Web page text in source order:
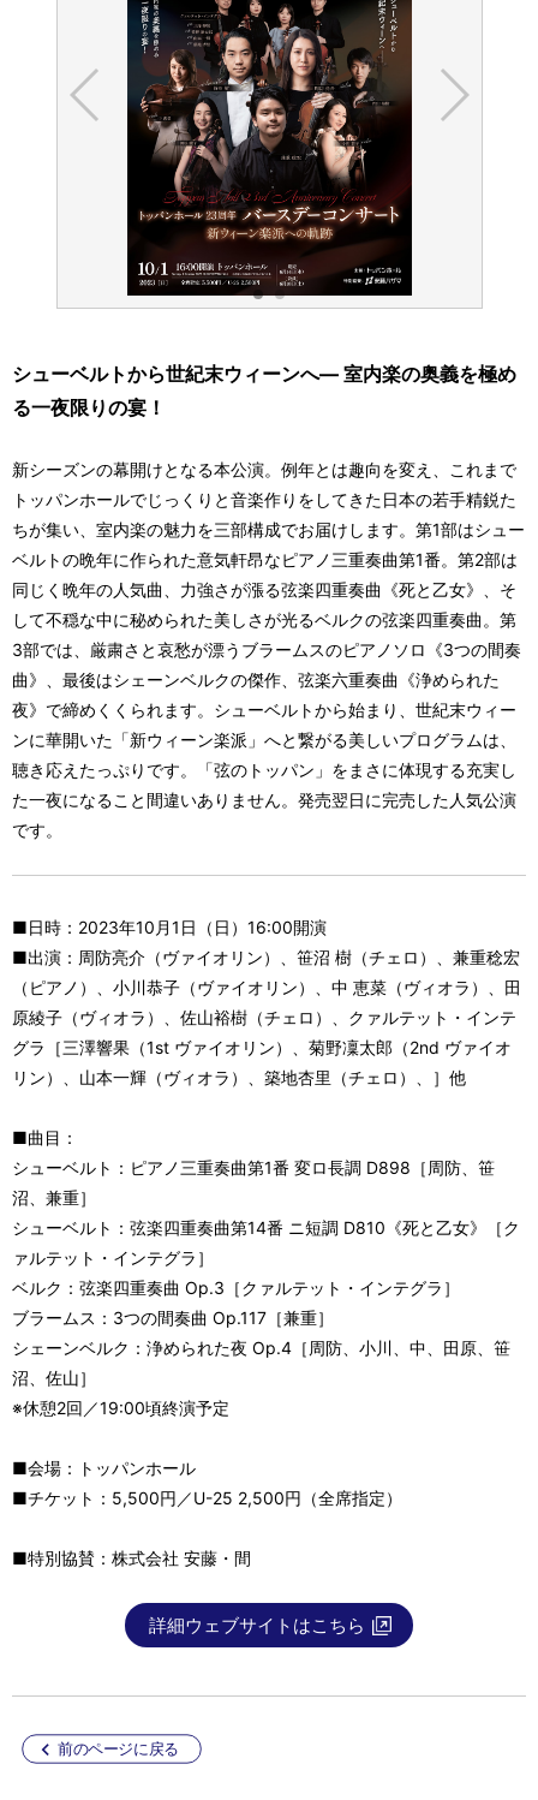
シューベルトから世紀末ウィーンへ― 室内楽の奥義を極め
る一夜限りの宴！
新シーズンの幕開けとなる本公演。例年とは趣向を変え、これまで
トッパンホールでじっくりと音楽作りをしてきた日本の若手精鋭た
ちが集い、室内楽の魅力を三部構成でお届けします。第1部はシュー
ベルトの晩年に作られた意気軒昂なピアノ三重奏曲第1番。第2部は
同じく晩年の人気曲、力強さが漲る弦楽四重奏曲《死と乙女》、そ
して不穏な中に秘められた美しさが光るベルクの弦楽四重奏曲。第
3部では、厳粛さと哀愁が漂うブラームスのピアノソロ《3つの間奏
曲》、最後はシェーンベルクの傑作、弦楽六重奏曲《浄められた
夜》で締めくくられます。シューベルトから始まり、世紀末ウィー
ンに華開いた「新ウィーン楽派」へと繋がる美しいプログラムは、
聴き応えたっぷりです。「弦のトッパン」をまさに体現する充実し
た一夜になること間違いありません。発売翌日に完売した人気公演
です。
■日時：2023年10月1日（日）16:00開演
■出演：周防亮介（ヴァイオリン）、笹沼 樹（チェロ）、兼重稔宏
（ピアノ）、小川恭子（ヴァイオリン）、中 恵菜（ヴィオラ）、田
原綾子（ヴィオラ）、佐山裕樹（チェロ）、クァルテット・インテ
グラ［三澤響果（1st ヴァイオリン）、菊野凜太郎（2nd ヴァイオ
リン）、山本一輝（ヴィオラ）、築地杏里（チェロ）、］他
■曲目：
シューベルト：ピアノ三重奏曲第1番 変ロ長調 D898［周防、笹
沼、兼重］
シューベルト：弦楽四重奏曲第14番 ニ短調 D810《死と乙女》［ク
ァルテット・インテグラ］
ベルク：弦楽四重奏曲 Op.3［クァルテット・インテグラ］
ブラームス：3つの間奏曲 Op.117［兼重］
シェーンベルク：浄められた夜 Op.4［周防、小川、中、田原、笹
沼、佐山］
※休憩2回／19:00頃終演予定
■会場：トッパンホール
■チケット：5,500円／U-25 2,500円（全席指定）
■特別協賛：株式会社 安藤・間
詳細ウェブサイトはこちら
前のページに戻る